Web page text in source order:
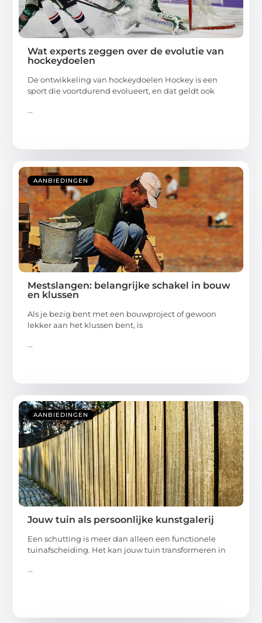
Wat experts zeggen over de evolutie van
hockeydoelen
De ontwikkeling van hockeydoelen Hockey is een
sport die voortdurend evolueert, en dat geldt ook
...
AANBIEDINGEN
Mestslangen: belangrijke schakel in bouw
en klussen
Als je bezig bent met een bouwproject of gewoon
lekker aan het klussen bent, is
...
AANBIEDINGEN
Jouw tuin als persoonlijke kunstgalerij
Een schutting is meer dan alleen een functionele
tuinafscheiding. Het kan jouw tuin transformeren in
...